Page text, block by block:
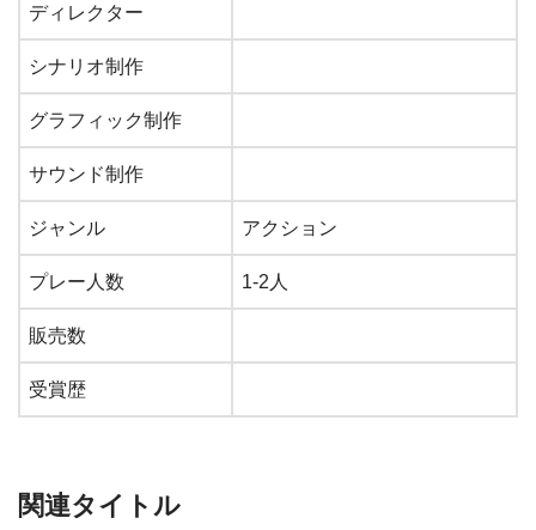
ディレクター
シナリオ制作
グラフィック制作
サウンド制作
ジャンル アクション
プレー人数 1-2人
販売数
受賞歴
関連タイトル